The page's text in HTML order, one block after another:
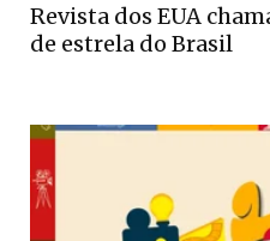
Revista dos EUA
de estrela do Brasil